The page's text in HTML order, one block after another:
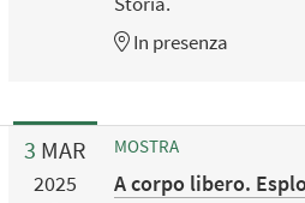
In presenza
3 MAR
2025
MOSTRA
A corpo libero.